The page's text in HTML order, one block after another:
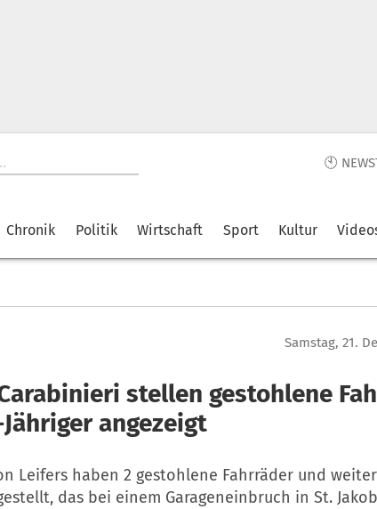
🕙
Chronik Politik Wirtschaft Sport Kultur
Samstag, 21.
stellen gestohlene
angezeigt
Leifers haben 2 gestohlene Fahrräder und
das bei einem Garageneinbruch in St. Jakob